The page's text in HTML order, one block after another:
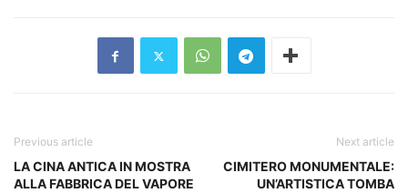
Previous article
LA CINA ANTICA IN MOSTRA
ALLA FABBRICA DEL VAPORE
Next article
CIMITERO MONUMENTALE:
UN’ARTISTICA TOMBA